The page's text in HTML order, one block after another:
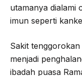
utamanya dialami
imun seperti
Sakit
menjadi
ibadah puasa